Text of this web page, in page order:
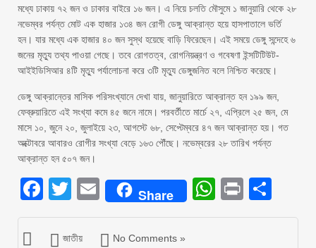
মধ্যে ঢাকায় ৭২ জন ও ঢাকার বাইরে ১৬ জন। এ নিয়ে চলতি মৌসুমে ১ জানুয়ারি থেকে ২৮
নভেম্বর পর্যন্ত মোট এক হাজার ১৩৪ জন রোগী ডেঙ্গু আক্রান্ত হয়ে হাসপাতালে ভর্তি
হন। যার মধ্যে এক হাজার ৪০ জন সুস্থ হয়েছে বাড়ি ফিরেছেন। এই সময়ে ডেঙ্গু সন্দেহে ৬
জনের মৃত্যু তথ্য পাওয়া গেছে। তবে রোগতত্ব, রোগনিয়ন্ত্রণ ও গবেষণা ইন্সটিটিউট-
আইইডিসিআর ৪টি মৃত্যু পর্যালোচনা করে ৩টি মৃত্যু ডেঙ্গুজনিত বলে নিশ্চিত করেছে।
ডেঙ্গু আক্রান্তের মাসিক পরিসংখ্যানে দেখা যায়, জানুয়ারিতে আক্রান্ত হন ১৯৯ জন,
ফেব্রুয়ারিতে এই সংখ্যা কমে ৪৫ জনে নামে। পরবর্তীতে মার্চে ২৭, এপ্রিলে ২৫ জন, মে
মাসে ১০, জুনে ২০, জুলাইয়ে ২৩, আগস্টে ৬৮, সেপ্টেম্বরে ৪৭ জন আক্রান্ত হয়। গত
অক্টোবরে আবারও রোগীর সংখ্যা বেড়ে ১৬৩ পৌঁছে। নভেম্বরের ২৮ তারিখ পর্যন্ত
আক্রান্ত হন ৫০৭ জন।
Facebook
Twitter
EmailShare Print
জাতীয় No Comments »